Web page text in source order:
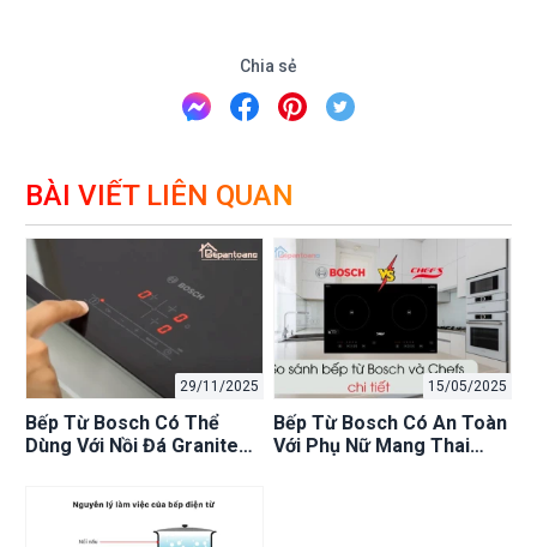
Chia sẻ
BÀI VIẾT LIÊN QUAN
29/11/2025
Bếp Từ Bosch Có Thể
Dùng Với Nồi Đá Granite
15/05/2025
Bếp Từ Bosch Có An Toàn
Với Phụ Nữ Mang Thai